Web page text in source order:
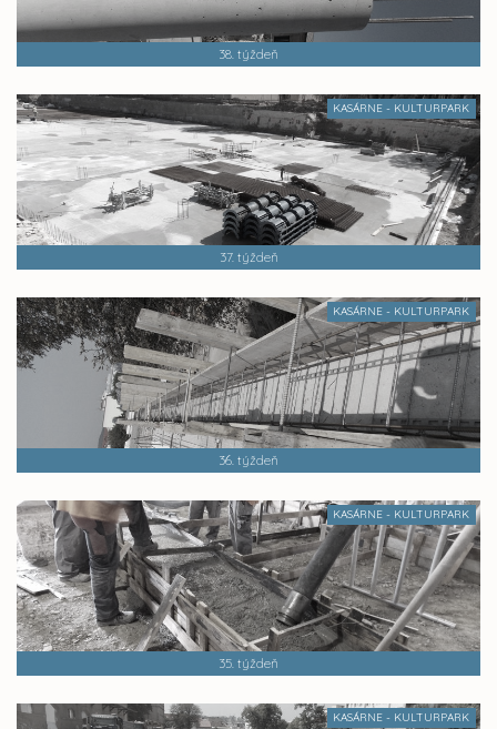
38. týždeň
KASÁRNE - KULTURPARK
37. týždeň
KASÁRNE - KULTURPARK
36. týždeň
KASÁRNE - KULTURPARK
35. týždeň
KASÁRNE - KULTURPARK